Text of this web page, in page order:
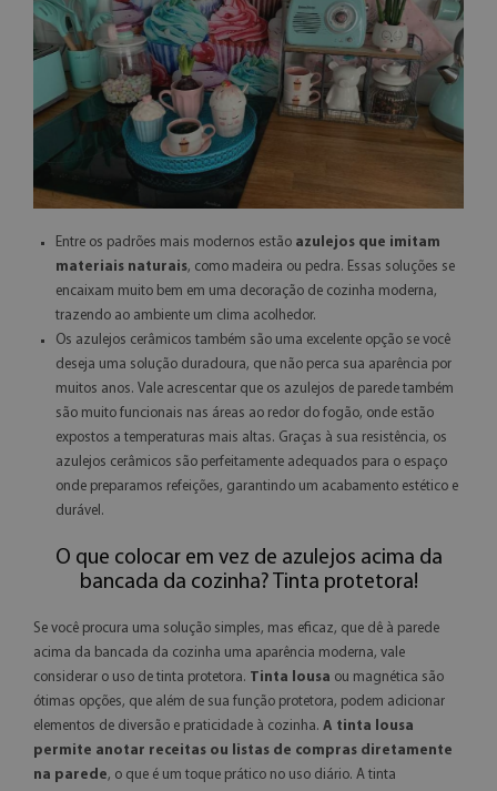
Entre os padrões mais modernos estão azulejos que imitam
materiais naturais, como madeira ou pedra. Essas soluções se
encaixam muito bem em uma decoração de cozinha moderna,
trazendo ao ambiente um clima acolhedor.
Os azulejos cerâmicos também são uma excelente opção se você
deseja uma solução duradoura, que não perca sua aparência por
muitos anos. Vale acrescentar que os azulejos de parede também
são muito funcionais nas áreas ao redor do fogão, onde estão
expostos a temperaturas mais altas. Graças à sua resistência, os
azulejos cerâmicos são perfeitamente adequados para o espaço
onde preparamos refeições, garantindo um acabamento estético e
durável.
O que colocar em vez de azulejos acima da
bancada da cozinha? Tinta protetora!
Se você procura uma solução simples, mas eficaz, que dê à parede
acima da bancada da cozinha uma aparência moderna, vale
considerar o uso de tinta protetora. Tinta lousa ou magnética são
ótimas opções, que além de sua função protetora, podem adicionar
elementos de diversão e praticidade à cozinha. A tinta lousa
permite anotar receitas ou listas de compras diretamente
na parede, o que é um toque prático no uso diário. A tinta